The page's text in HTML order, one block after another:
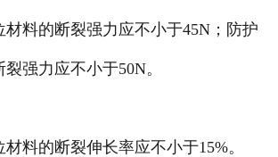
材料的断裂强力应不小于45N；防护
强力应不小于50N。
料的断裂伸长率应不小于15%。